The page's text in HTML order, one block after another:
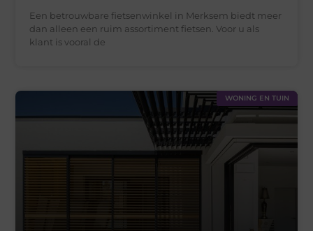
Een betrouwbare fietsenwinkel in Merksem biedt meer
dan alleen een ruim assortiment fietsen. Voor u als
klant is vooral de
WONING EN TUIN